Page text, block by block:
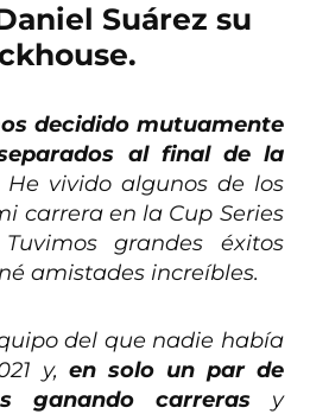
Suárez su
decidido mutuamente
al final de la
He vivido algunos de los
carrera en la Cup Series
grandes éxitos
amistades increíbles.
del que nadie había
y,en solo un par de
ganando carreras y